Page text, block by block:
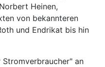
Heinen,
von bekannteren
und Endrikat bis hin
an